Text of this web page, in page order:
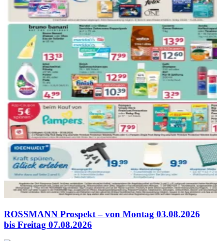
ROSSMANN Prospekt – von Montag 03.08.2026
bis Freitag 07.08.2026